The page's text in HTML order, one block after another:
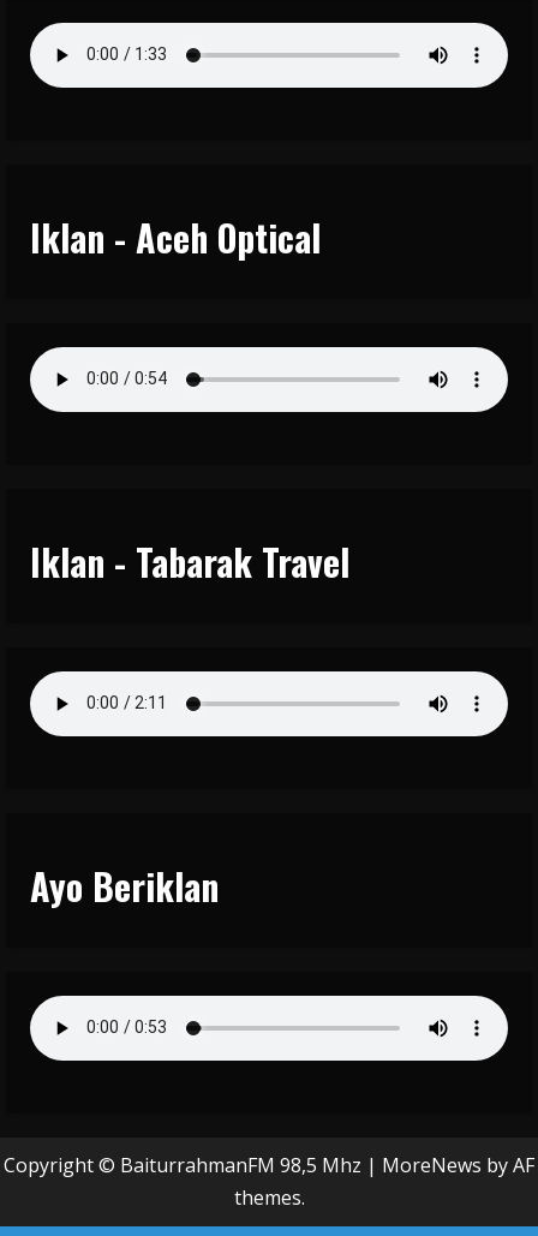
Iklan - Aceh Optical
Iklan - Tabarak Travel
Ayo Beriklan
Copyright © BaiturrahmanFM 98,5 Mhz | MoreNews by AF
themes.